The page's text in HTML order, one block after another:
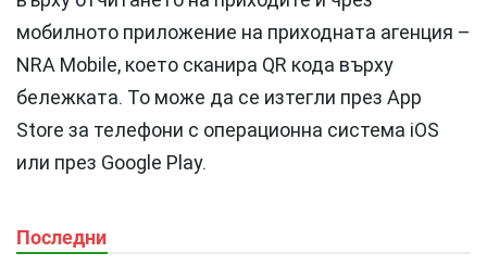
мобилното приложение на приходната агенция –
NRA Mobile, което сканира QR кода върху
бележката. То може да се изтегли през App
Store за телефони с операционна система iOS
или през Google Play.
Последни